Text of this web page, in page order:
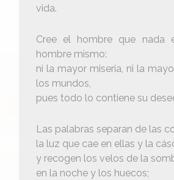
vida.
Cree el hombre que nada
hombre mismo:
ni la mayor miseria, ni la
los mundos,
pues todo lo contiene su
Las palabras separan de las
la luz que cae en ellas y la
y recogen los velos de la
en la noche y los huecos;